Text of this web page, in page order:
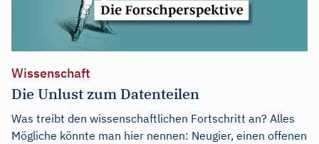
Wissenschaft
Die Unlust zum Datenteilen
Was treibt den wissenschaftlichen Fortschritt an? Alles
Mögliche könnte man hier nennen: Neugier, einen offenen